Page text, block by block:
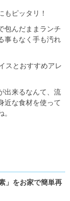
もピッタリ！
包んだままランチ
事もなく手も汚れ
スとおすすめアレ
出来るなんて、流
近な食材を使って
」をお家で簡単再